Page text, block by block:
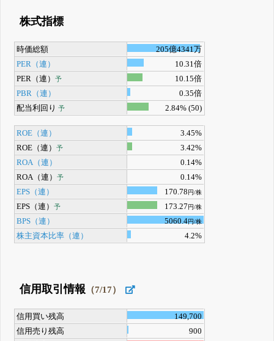
株式指標
時価総額
205億4341万
PER（連）
10.31倍
PER（連）予
10.15倍
PBR（連）
0.35倍
配当利回り 予 2.84% (50)
ROE（連）
3.45%
ROE（連）予
3.42%
ROA（連）
0.14%
ROA（連）予
0.14%
EPS（連）
170.78円/株
EPS（連）予 173.27円/株
BPS（連） 5060.4円/株
株主資本比率（連） 4.2%
信用取引情報 （7/17）
信用買い残高
149,700
信用売り残高
900